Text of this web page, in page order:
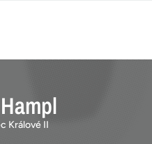
Králové II